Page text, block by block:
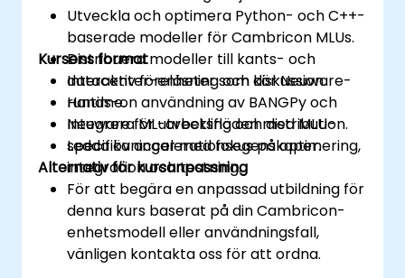
Utveckla och optimera Python- och C++-
baserade modeller för Cambricon MLUs.
Distribuera modeller till kants- och
datacenter-enheter som kör Neuware-
runtime.
Integrera ML-arbetsflöden med MLU-
specifika accelerationsegenskaper.
Kursens format
Interaktiv föreläsning och diskussion.
Hands-on användning av BANGPy och
Neuware för utveckling och distribution.
Ledda övningar med fokus på optimering,
integration och testning.
Alternativ för kursanpassning
För att begära en anpassad utbildning för
denna kurs baserat på din Cambricon-
enhetsmodell eller användningsfall,
vänligen kontakta oss för att ordna.